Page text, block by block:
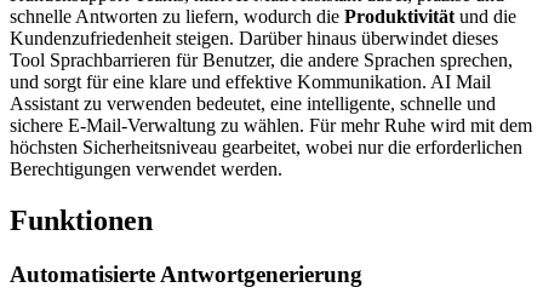
schnelle Antworten zu liefern, wodurch die Produktivität und die
Kundenzufriedenheit steigen. Darüber hinaus überwindet dieses
Tool Sprachbarrieren für Benutzer, die andere Sprachen sprechen,
und sorgt für eine klare und effektive Kommunikation. AI Mail
Assistant zu verwenden bedeutet, eine intelligente, schnelle und
sichere E-Mail-Verwaltung zu wählen. Für mehr Ruhe wird mit dem
höchsten Sicherheitsniveau gearbeitet, wobei nur die erforderlichen
Berechtigungen verwendet werden.
Funktionen
Automatisierte Antwortgenerierung